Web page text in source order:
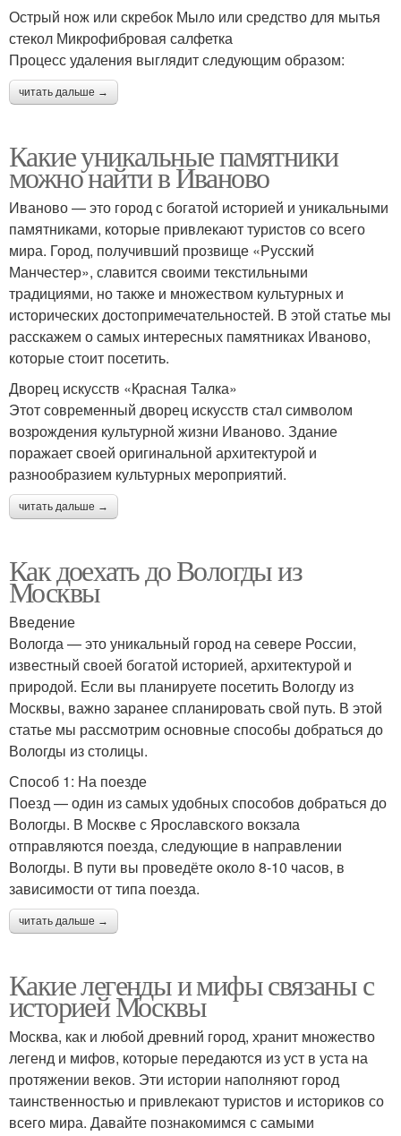
Острый нож или скребок Мыло или средство для мытья
стекол Микрофибровая салфетка
Процесс удаления выглядит следующим образом:
читать дальше →
Какие уникальные памятники
можно найти в Иваново
Иваново — это город с богатой историей и уникальными
памятниками, которые привлекают туристов со всего
мира. Город, получивший прозвище «Русский
Манчестер», славится своими текстильными
традициями, но также и множеством культурных и
исторических достопримечательностей. В этой статье мы
расскажем о самых интересных памятниках Иваново,
которые стоит посетить.
Дворец искусств «Красная Талка»
Этот современный дворец искусств стал символом
возрождения культурной жизни Иваново. Здание
поражает своей оригинальной архитектурой и
разнообразием культурных мероприятий.
читать дальше →
Как доехать до Вологды из
Москвы
Введение
Вологда — это уникальный город на севере России,
известный своей богатой историей, архитектурой и
природой. Если вы планируете посетить Вологду из
Москвы, важно заранее спланировать свой путь. В этой
статье мы рассмотрим основные способы добраться до
Вологды из столицы.
Способ 1: На поезде
Поезд — один из самых удобных способов добраться до
Вологды. В Москве с Ярославского вокзала
отправляются поезда, следующие в направлении
Вологды. В пути вы проведёте около 8-10 часов, в
зависимости от типа поезда.
читать дальше →
Какие легенды и мифы связаны с
историей Москвы
Москва, как и любой древний город, хранит множество
легенд и мифов, которые передаются из уст в уста на
протяжении веков. Эти истории наполняют город
таинственностью и привлекают туристов и историков со
всего мира. Давайте познакомимся с самыми